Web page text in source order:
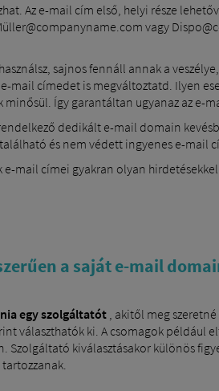
Az e-mail cím első, helyi része
vagy
sajnos fennáll annak a
mail címedet is megváltoztatd. Ilyen
Így garantáltan ugyanaz az e-
dedikált e-mail domain
és nem védett ingyenes e-mail
mail címei gyakran olyan
a saját e-mail
egy szolgáltatót, akitől meg
választhatók ki. A csomagok
Szolgáltató kiválasztásakor különös